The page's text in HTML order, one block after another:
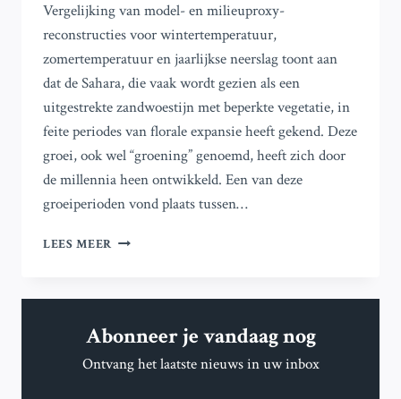
Vergelijking van model- en milieuproxy-
reconstructies voor wintertemperatuur,
zomertemperatuur en jaarlijkse neerslag toont aan
dat de Sahara, die vaak wordt gezien als een
uitgestrekte zandwoestijn met beperkte vegetatie, in
feite periodes van florale expansie heeft gekend. Deze
groei, ook wel “groening” genoemd, heeft zich door
de millennia heen ontwikkeld. Een van deze
groeiperioden vond plaats tussen…
LEES MEER AFRIKAANSE
KAN
VAN
NOORDELIJK
Abonneer je vandaag nog
Ontvang het laatste nieuws in uw inbox